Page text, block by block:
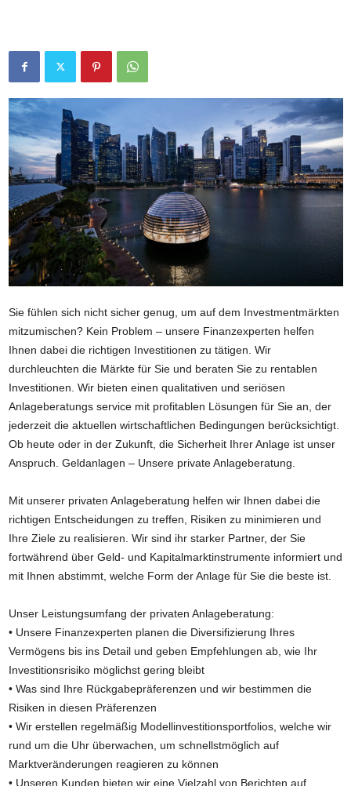
Sie fühlen sich nicht sicher genug, um auf dem Investmentmärkten
mitzumischen? Kein Problem – unsere Finanzexperten helfen
Ihnen dabei die richtigen Investitionen zu tätigen. Wir
durchleuchten die Märkte für Sie und beraten Sie zu rentablen
Investitionen. Wir bieten einen qualitativen und seriösen
Anlageberatungs service mit profitablen Lösungen für Sie an, der
jederzeit die aktuellen wirtschaftlichen Bedingungen berücksichtigt.
Ob heute oder in der Zukunft, die Sicherheit Ihrer Anlage ist unser
Anspruch. Geldanlagen – Unsere private Anlageberatung.
Mit unserer privaten Anlageberatung helfen wir Ihnen dabei die
richtigen Entscheidungen zu treffen, Risiken zu minimieren und
Ihre Ziele zu realisieren. Wir sind ihr starker Partner, der Sie
fortwährend über Geld- und Kapitalmarktinstrumente informiert und
mit Ihnen abstimmt, welche Form der Anlage für Sie die beste ist.
Unser Leistungsumfang der privaten Anlageberatung:
• Unsere Finanzexperten planen die Diversifizierung Ihres
Vermögens bis ins Detail und geben Empfehlungen ab, wie Ihr
Investitionsrisiko möglichst gering bleibt
• Was sind Ihre Rückgabepräferenzen und wir bestimmen die
Risiken in diesen Präferenzen
• Wir erstellen regelmäßig Modellinvestitionsportfolios, welche wir
rund um die Uhr überwachen, um schnellstmöglich auf
Marktveränderungen reagieren zu können
• Unseren Kunden bieten wir eine Vielzahl von Berichten auf